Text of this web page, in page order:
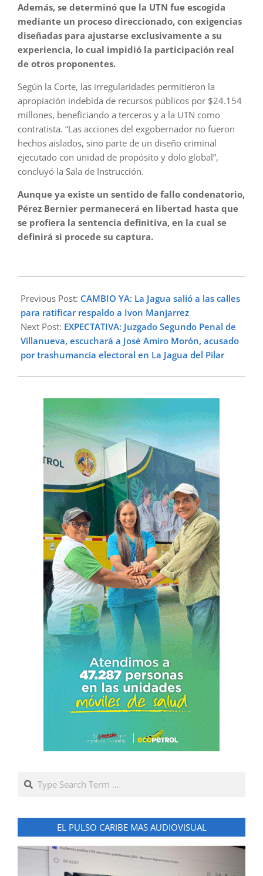
Además, se determinó que la UTN fue escogida
mediante un proceso direccionado, con exigencias
diseñadas para ajustarse exclusivamente a su
experiencia, lo cual impidió la participación real
de otros proponentes.
Según la Corte, las irregularidades permitieron la
apropiación indebida de recursos públicos por $24.154
millones, beneficiando a terceros y a la UTN como
contratista. “Las acciones del exgobernador no fueron
hechos aislados, sino parte de un diseño criminal
ejecutado con unidad de propósito y dolo global”,
concluyó la Sala de Instrucción.
Aunque ya existe un sentido de fallo condenatorio,
Pérez Bernier permanecerá en libertad hasta que
se profiera la sentencia definitiva, en la cual se
definirá si procede su captura.
04-
06
Previous Post: CAMBIO YA: La Jagua salió a las calles
para ratificar respaldo a Ivon Manjarrez
Next Post: EXPECTATIVA: Juzgado Segundo Penal de
Villanueva, escuchará a José Amiro Morón, acusado
por trashumancia electoral en La Jagua del Pilar
Search
EL PULSO CARIBE MAS AUDIOVISUAL